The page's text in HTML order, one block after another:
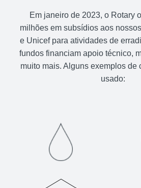
Em janeiro de 2023, o Rotary
milhões em subsídios aos
e Unicef para atividades de
fundos financiam apoio técnico,
muito mais. Alguns exemplos de
usado: